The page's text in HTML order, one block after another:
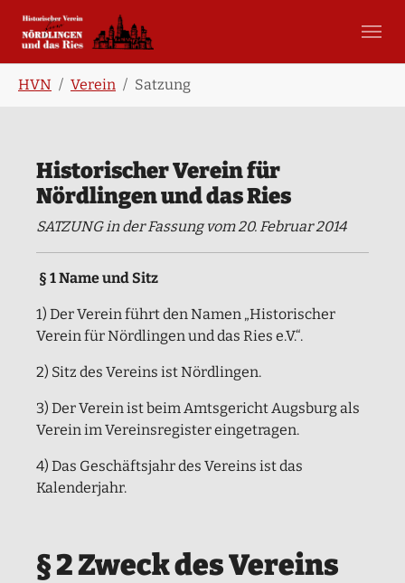
HVN Verein Satzung
Historischer Verein für
Nördlingen und das Ries
SATZUNG in der Fassung vom 20. Februar 2014
§ 1 Name und Sitz
1) Der Verein führt den Namen „Historischer
Verein für Nördlingen und das Ries e.V.“.
2) Sitz des Vereins ist Nördlingen.
3) Der Verein ist beim Amtsgericht Augsburg als
Verein im Vereinsregister eingetragen.
4) Das Geschäftsjahr des Vereins ist das
Kalenderjahr.
§ 2 Zweck des Vereins